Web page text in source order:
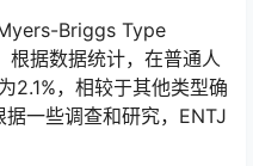
Briggs Type
据数据统计，在普通人
2.1%，相较于其他类型确
一些调查和研究，ENTJ